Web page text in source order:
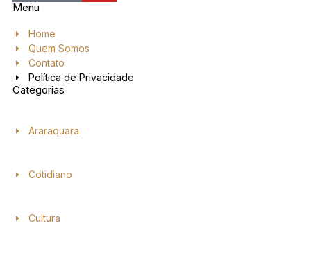
Menu
Home
Quem Somos
Contato
Política de Privacidade
Categorias
Araraquara
Cotidiano
Cultura